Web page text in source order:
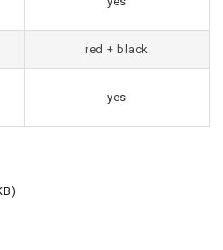
red + black
yes